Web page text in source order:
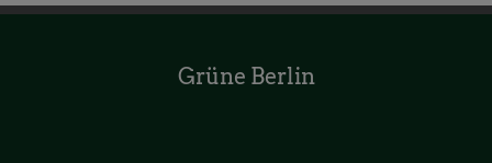
Grüne Berlin